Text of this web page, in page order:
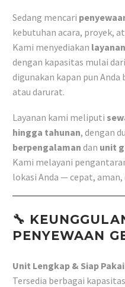
Sedang mencari
kebutuhan acara, proyek,
Kami menyediakan
dengan kapasitas mulai dari
digunakan kapan pun
atau darurat.
Layanan kami meliputi
hingga tahunan, dengan
berpengalaman dan unit
Kami melayani
lokasi Anda — cepat,
🔧
PENYEWAAN
Unit Lengkap & Siap Pakai
Tersedia berbagai